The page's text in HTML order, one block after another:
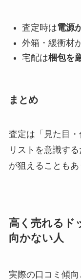
査定時は電源
外箱・緩衝材
宅配は梱包を
まとめ
査定は「見た目
リストを意識する
が狙えることもあ
高く売れるド
向かない人
実際の口コミ傾